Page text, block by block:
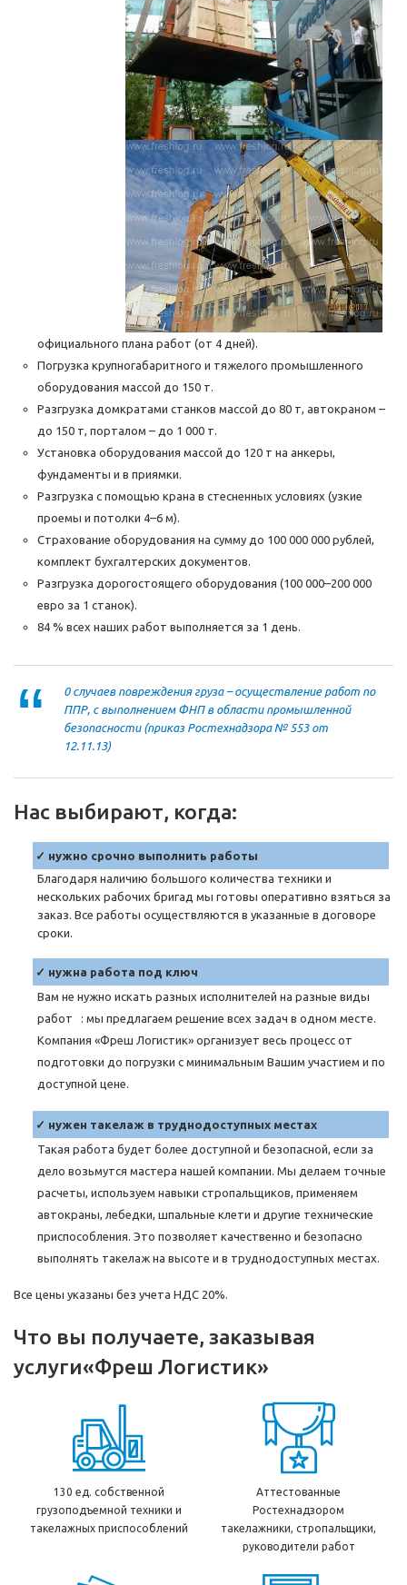
официального плана работ (от 4 дней).
Погрузка крупногабаритного и тяжелого промышленного
оборудования массой до 150 т.
Разгрузка домкратами станков массой до 80 т, автокраном –
до 150 т, порталом – до 1 000 т.
Установка оборудования массой до 120 т на анкеры,
фундаменты и в приямки.
Разгрузка с помощью крана в стесненных условиях (узкие
проемы и потолки 4–6 м).
Страхование оборудования на сумму до 100 000 000 рублей,
комплект бухгалтерских документов.
Разгрузка дорогостоящего оборудования (100 000–200 000
евро за 1 станок).
84 % всех наших работ выполняется за 1 день.
0 случаев повреждения груза – осуществление работ по
ППР, с выполнением ФНП в области промышленной
безопасности (приказ Ростехнадзора № 553 от
12.11.13)
Нас выбирают, когда:
✓ нужно срочно выполнить работы
Благодаря наличию большого количества техники и
нескольких рабочих бригад мы готовы оперативно взяться за
заказ. Все работы осуществляются в указанные в договоре
сроки.
✓ нужна работа под ключ
Вам не нужно искать разных исполнителей на разные виды
работ : мы предлагаем решение всех задач в одном месте.
Компания «Фреш Логистик» организует весь процесс от
подготовки до погрузки с минимальным Вашим участием и по
доступной цене.
✓ нужен такелаж в труднодоступных местах
Такая работа будет более доступной и безопасной, если за
дело возьмутся мастера нашей компании. Мы делаем точные
расчеты, используем навыки стропальщиков, применяем
автокраны, лебедки, шпальные клети и другие технические
приспособления. Это позволяет качественно и безопасно
выполнять такелаж на высоте и в труднодоступных местах.
Все цены указаны без учета НДС 20%.
Что вы получаете, заказывая
услуги«Фреш Логистик»
130 ед. собственной
грузоподъемной техники и
такелажных приспособлений
Аттестованные
Ростехнадзором
такелажники, стропальщики,
руководители работ